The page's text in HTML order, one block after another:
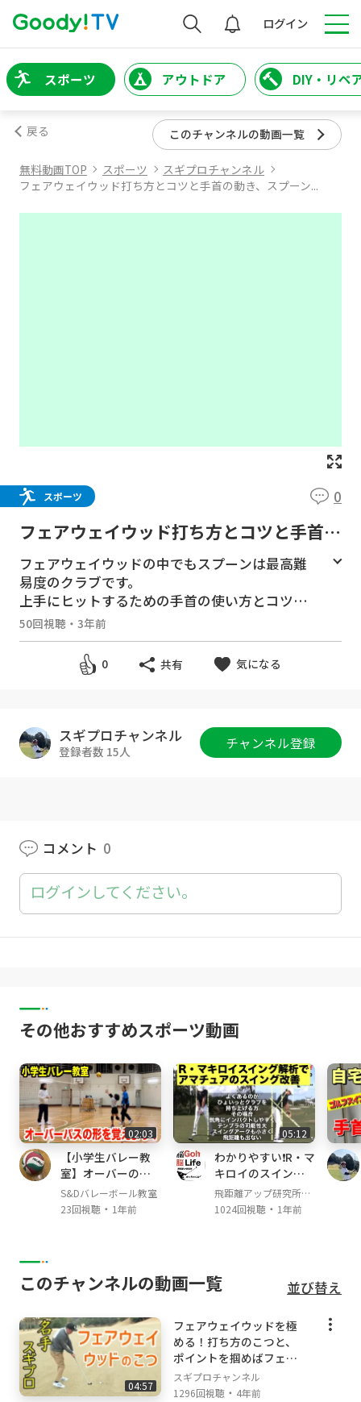
検索 ログイン
スポーツ アウトドア DIY・リペ
戻る このチャンネルの動画一覧
無料動画TOP スポーツ
スギプロチャンネル
フェアウェイウッド打ち方とコツと手首の動き、スプーン...
スポーツ 0
フェアウェイウッド打ち方とコツと手首の
動き、スプーン（3番ウッドを上手く打つ
方法！）
フェアウェイウッドの中でもスプーンは最高難
易度のクラブです。
上手にヒットするための手首の使い方とコツを
ご紹介します。FW、スプーン 3番ウッド
＃フェアウェイウッド打ち方 ＃スプーン打ち方
＃フェアウェイウッド打てない
今、スギプロのメルマガにご登録頂いた方全員
に、
「ダフり撲滅大作戦！」限定動画 全7本をプレ
ゼント致します。
動画URL（YouTube動画)をお知らせいたしま
す。
50回視聴 ・ 3年前
0 共有 気になる
スギプロチャンネル
登録者数 15人
チャンネル登録
コメント 0
ログインしてください。
その他おすすめスポーツ動画
02:03
【小学生バレー教
室】オーバーの形
を覚えよう！【バ
レーボール】
S&Dバレーボール教室
23回視聴・ 1年前
05:12
わかりやすい❗️R・マ
キロイのスイング
解析でアマチュア
のスイング改善‼️
飛距離アップ研究所か
っちゃんねる
1024回視聴・ 1年前
このチャンネルの動画一覧 並び替え
04:57
フェアウェイウッドを極
める！打ち方のこつと、
ポイントを掴めばフェア
ウェイウッドは打てる！
スギプロチャンネル
1296回視聴 ・ 4年前